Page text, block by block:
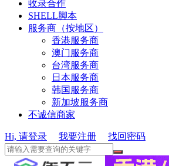
收录合作
SHELL脚本
服务商（按地区）
香港服务商
澳门服务商
台湾服务商
日本服务商
韩国服务商
新加坡服务商
不诚信商家
Hi, 请登录 我要注册 找回密码